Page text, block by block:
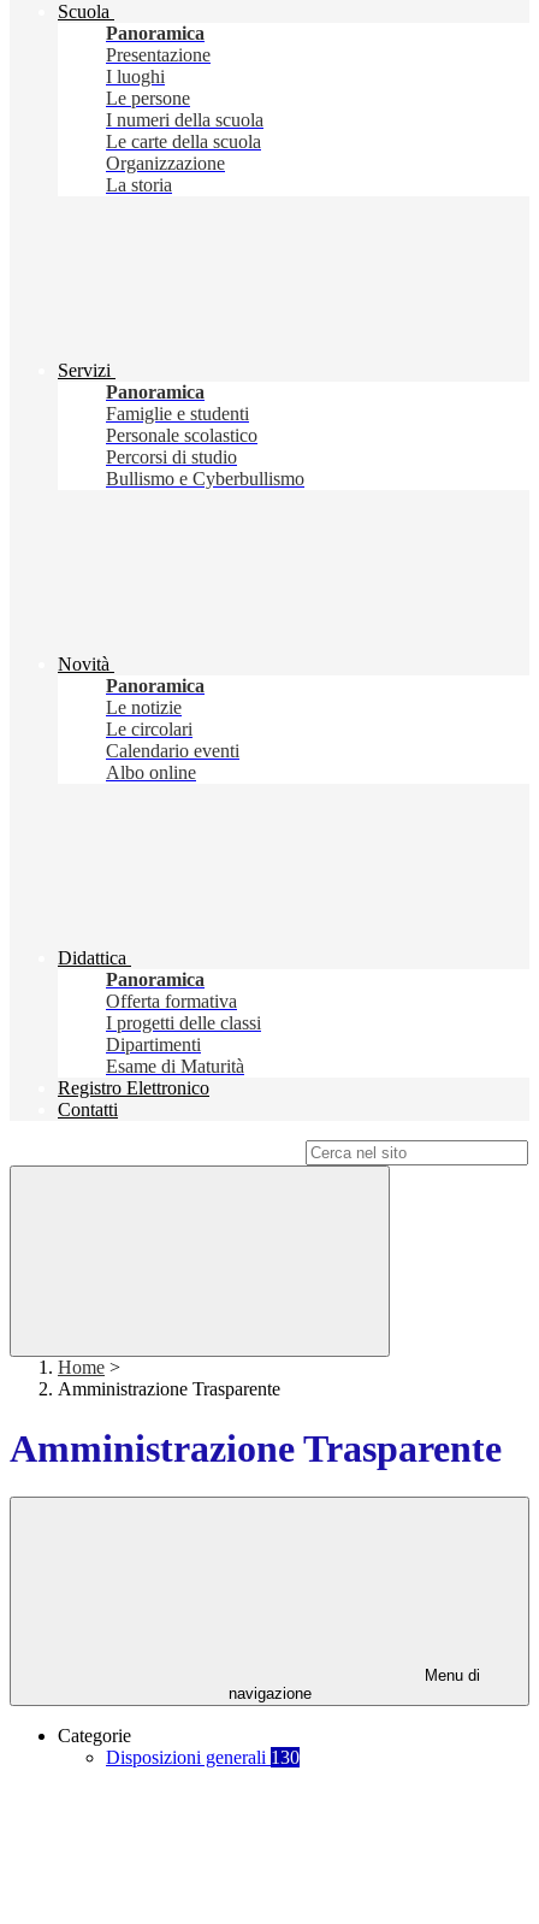
Scuola
Panoramica
Presentazione
I luoghi
Le persone
I numeri della scuola
Le carte della scuola
Organizzazione
La storia
Servizi
Panoramica
Famiglie e studenti
Personale scolastico
Percorsi di studio
Bullismo e Cyberbullismo
Novità
Panoramica
Le notizie
Le circolari
Calendario eventi
Albo online
Didattica
Panoramica
Offerta formativa
I progetti delle classi
Dipartimenti
Esame di Maturità
Registro Elettronico
Contatti
Home >
Amministrazione Trasparente
Amministrazione Trasparente
Menu di
navigazione
Categorie
Disposizioni generali 130